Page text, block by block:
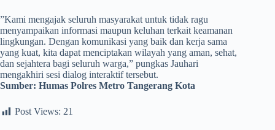
​”Kami mengajak seluruh masyarakat untuk tidak ragu
menyampaikan informasi maupun keluhan terkait keamanan
lingkungan. Dengan komunikasi yang baik dan kerja sama
yang kuat, kita dapat menciptakan wilayah yang aman, sehat,
dan sejahtera bagi seluruh warga,” pungkas Jauhari
mengakhiri sesi dialog interaktif tersebut.
Sumber: Humas Polres Metro Tangerang Kota
Post Views: 21